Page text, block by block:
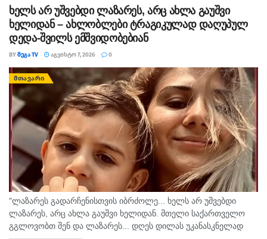
მუხლის მე-3 ნაწილით მიმდინარეობს, რაც 6 წლამდე
ვადით თავისუფლების აღკვეთას ითვალისწინებს.
ხელს არ უშვებდი ლაზარეს, არც ახლა გაუშვი
ხელიდან – ახლობლები ტრაგიკულად დაღუპულ
დედა-შვილს ემშვიდობებიან
BYᲛᲔᲒᲐ TV ᲐᲒᲕᲘᲡᲢᲝ 7, 2026 0
ᲛᲗᲐᲕᲐᲠᲘ
"ლაზარეს გადარჩენისთვის იბრძოლე... ხელს არ უშვებდი
ლაზარეს, არც ახლა გაუშვი ხელიდან. მთელი საქართველო
გგლოვობთ შენ და ლაზარეს... დღეს დილას უკანასკნელად